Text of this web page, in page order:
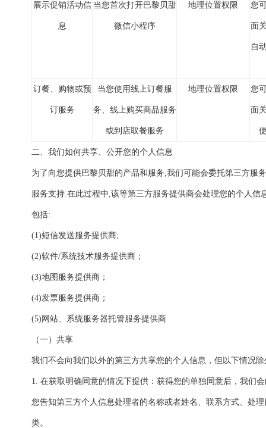
展示促销活动信
息
当您首次打开巴黎贝甜
微信小程序
地理位置权限 您
面
自
订餐、购物或预
订服务
当您使用线上订餐服
务、线上购买商品服务
或到店取餐服务
地理位置权限 您
面
二、我们如何共享、公开您的个人信息
为了向您提供巴黎贝甜的产品和服务,我们可能会委托第三方服
服务支持.在此过程中,该等第三方服务提供商会处理您的个人信
包括:
(1)短信发送服务提供商;
(2)软件/系统技术服务提供商；
(3)地图服务提供商；
(4)发票服务提供商；
(5)网站、系统服务器托管服务提供商
（一）共享
我们不会向我们以外的第三方共享您的个人信息，但以下情况除
1. 在获取明确同意的情况下提供：获得您的单独同意后，我们
您告知第三方个人信息处理者的名称或者姓名、联系方式、处
类。